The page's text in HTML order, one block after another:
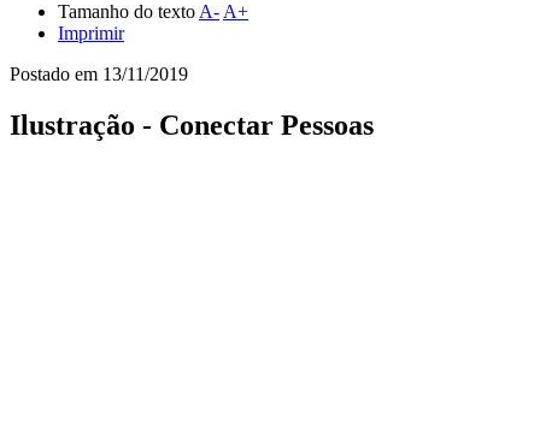
Tamanho do texto A- A+
Imprimir
Postado em 13/11/2019
Ilustração - Conectar Pessoas